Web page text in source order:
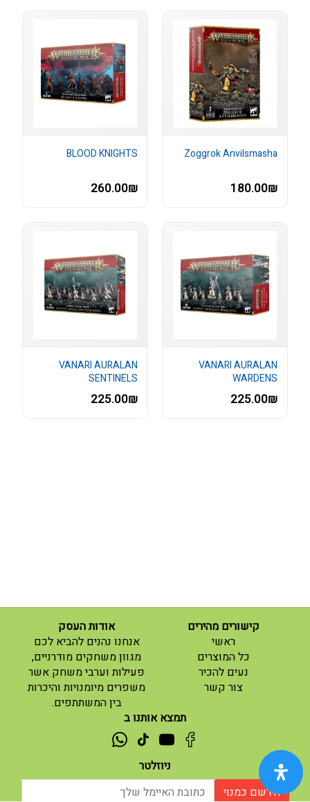
Zoggrok Anvilsmasha
180.00₪
BLOOD KNIGHTS
260.00₪
VANARI AURALAN
WARDENS
225.00₪
VANARI AURALAN
SENTINELS
225.00₪
קישורים מהירים
ראשי
(current)
כל המוצרים
נעים להכיר
צור קשר
(current)
אודות העסק
אנחנו נהנים להביא לכם
מגוון משחקים מודרניים,
פעילות וערבי משחק אשר
משפרים מיומנויות והיכרות
בין המשתתפים.
תמצא אותנו ב
ניוזלטר
הירשם כמנוי